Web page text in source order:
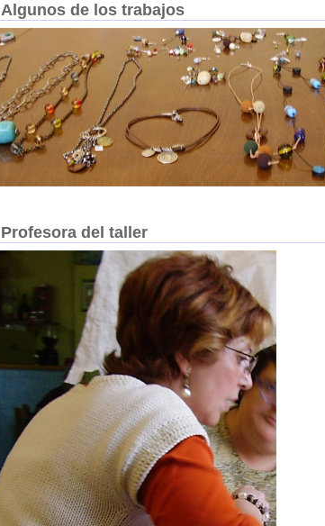
Algunos de los trabajos
Profesora del taller